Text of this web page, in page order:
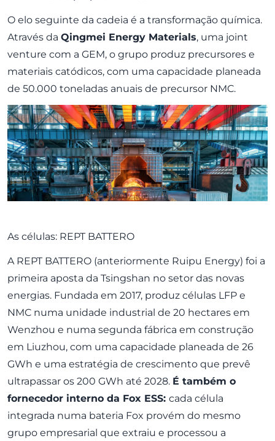
O elo seguinte da cadeia é a transformação química.
Através da Qingmei Energy Materials, uma joint
venture com a GEM, o grupo produz precursores e
materiais catódicos, com uma capacidade planeada
de 50.000 toneladas anuais de precursor NMC.
As células: REPT BATTERO
A REPT BATTERO (anteriormente Ruipu Energy) foi a
primeira aposta da Tsingshan no setor das novas
energias. Fundada em 2017, produz células LFP e
NMC numa unidade industrial de 20 hectares em
Wenzhou e numa segunda fábrica em construção
em Liuzhou, com uma capacidade planeada de 26
GWh e uma estratégia de crescimento que prevê
ultrapassar os 200 GWh até 2028. É também o
fornecedor interno da Fox ESS: cada célula
integrada numa bateria Fox provém do mesmo
grupo empresarial que extraiu e processou a